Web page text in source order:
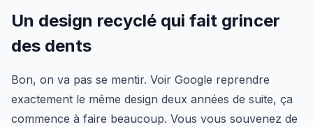
Un design recyclé qui fait grincer
des dents
Bon, on va pas se mentir. Voir Google reprendre
exactement le même design deux années de suite, ça
commence à faire beaucoup. Vous vous souvenez de